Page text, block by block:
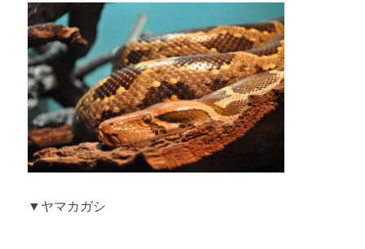
▼ヤマカガシ